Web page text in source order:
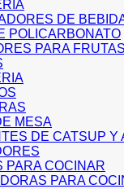
DE
POLICARBONATO
PARA
MESA
DE CATSUP Y
PARA COCINAR
PARA